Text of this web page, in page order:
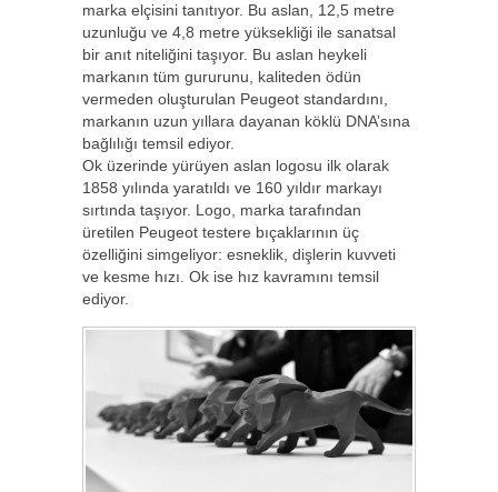
marka elçisini tanıtıyor. Bu aslan, 12,5 metre
uzunluğu ve 4,8 metre yüksekliği ile sanatsal
bir anıt niteliğini taşıyor. Bu aslan heykeli
markanın tüm gururunu, kaliteden ödün
vermeden oluşturulan Peugeot standardını,
markanın uzun yıllara dayanan köklü DNA’sına
bağlılığı temsil ediyor.
Ok üzerinde yürüyen aslan logosu ilk olarak
1858 yılında yaratıldı ve 160 yıldır markayı
sırtında taşıyor. Logo, marka tarafından
üretilen Peugeot testere bıçaklarının üç
özelliğini simgeliyor: esneklik, dişlerin kuvveti
ve kesme hızı. Ok ise hız kavramını temsil
ediyor.